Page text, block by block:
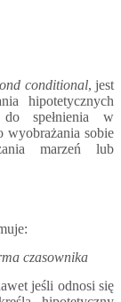
conditional, jest
hipotetycznych
spełnienia w
wyobrażania sobie
marzeń lub
czasownika
jeśli odnosi się